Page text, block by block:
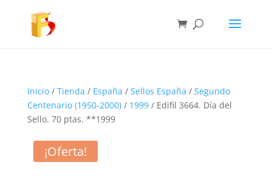
Inicio/ Tienda / España / Sellos España / Segundo
Centenario (1950-2000)/ 1999/ Edifil 3664. Día del
Sello. 70 ptas. **1999
¡Oferta!